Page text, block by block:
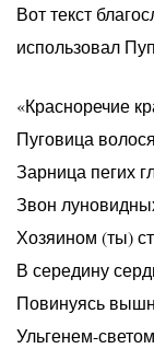
Вот текст
использовал
«Красноречие
Пуговица
Зарница пегих
Звон
Хозяином (ты)
В середину
Повинуясь
Ульгенем-